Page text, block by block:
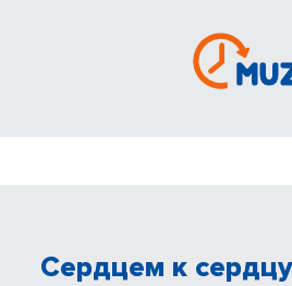
Сердцем к